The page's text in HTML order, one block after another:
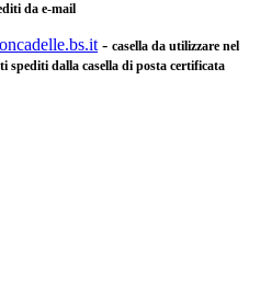
da e-mail
- casella da utilizzare nel
spediti dalla casella di posta certificata